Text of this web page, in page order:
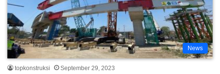
News
topkonstruksi September 29, 2023